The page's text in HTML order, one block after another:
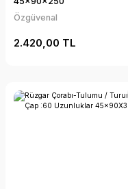
Özgüvenal
2.420,00 TL